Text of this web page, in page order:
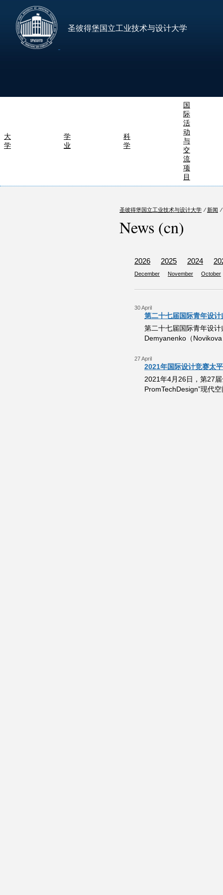
圣彼得堡国立工业技术与设计大学
大
学
学
业
科
学
国
际
活
动
与
交
流
项
目
圣彼得堡国立工业技术与设计大学 ⁄ 新闻 ⁄
News (cn)
2026 2025 2024
December November October
30 April
第二十七届国际青年设
第二十七届国际青年设计
Demyanenko（
27 April
2021年国际设计竞赛太
2021年4月26日，第27
PromTechDesign”现代